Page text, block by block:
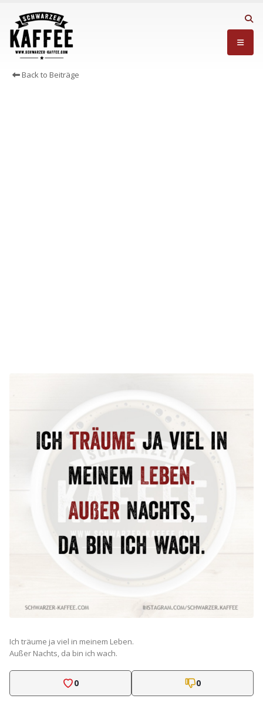
Back to Beiträge
Ich träume ja viel in meinem Leben.
Außer Nachts, da bin ich wach.
0 0